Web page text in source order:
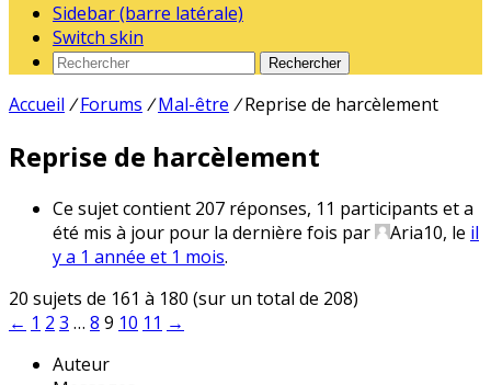
Sidebar (barre latérale)
Switch skin
Rechercher
Accueil / Forums / Mal-être / Reprise de harcèlement
Reprise de harcèlement
Ce sujet contient 207 réponses, 11 participants et a
été mis à jour pour la dernière fois par
Aria10, le il
y a 1 année et 1 mois.
20 sujets de 161 à 180 (sur un total de 208)
← 1 2 3 … 8 9 10 11 →
Auteur